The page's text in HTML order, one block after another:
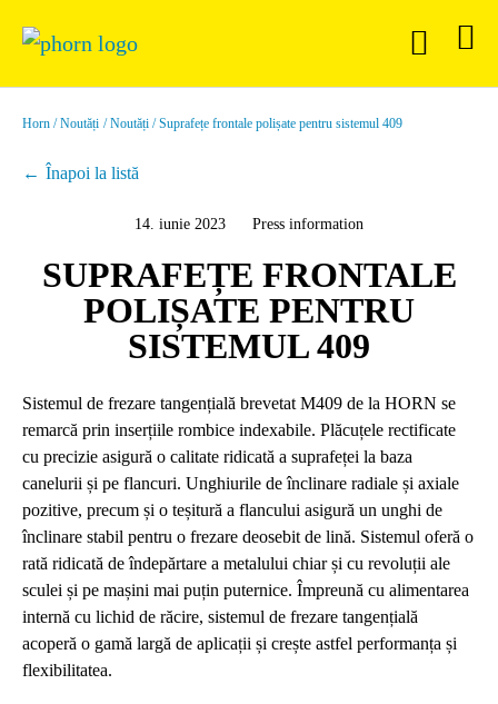
Horn Noutăți Noutăți Suprafețe frontale polișate pentru sistemul 409
Înapoi la listă
14. iunie 2023 Press information
SUPRAFEȚE FRONTALE
POLIȘATE PENTRU
SISTEMUL 409
Sistemul de frezare tangențială brevetat M409 de la HORN se
remarcă prin inserțiile rombice indexabile. Plăcuțele rectificate
cu precizie asigură o calitate ridicată a suprafeței la baza
canelurii și pe flancuri. Unghiurile de înclinare radiale și axiale
pozitive, precum și o teșitură a flancului asigură un unghi de
înclinare stabil pentru o frezare deosebit de lină. Sistemul oferă o
rată ridicată de îndepărtare a metalului chiar și cu revoluții ale
sculei și pe mașini mai puțin puternice. Împreună cu alimentarea
internă cu lichid de răcire, sistemul de frezare tangențială
acoperă o gamă largă de aplicații și crește astfel performanța și
flexibilitatea.